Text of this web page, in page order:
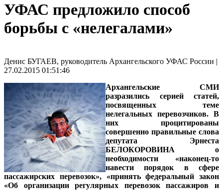
УФАС предложило способ
борьбы с «нелегалами»
Денис БУГАЕВ, руководитель Архангельского УФАС России |
27.02.2015 01:51:46
Архангельские СМИ
разразились серией статей,
посвященных теме
нелегальных перевозчиков. В
них процитированы
совершенно правильные слова
депутата Эрнеста
БЕЛОКОРОВИНА о
необходимости «наконец-то
навести порядок в сфере
пассажирских перевозок», «принять федеральный закон
«Об организации регулярных перевозок пассажиров и